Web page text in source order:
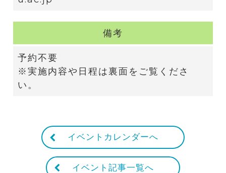
備考
予約不要
※実施内容や日程は裏面をご覧くださ
い。
イベントカレンダーへ
イベント記事一覧へ